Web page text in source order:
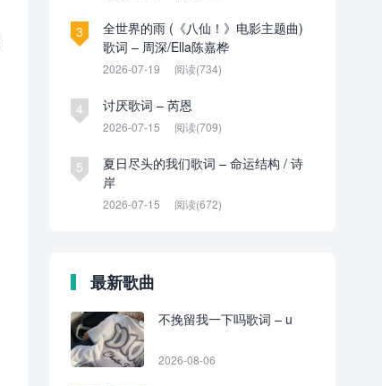
3
全世界的雨 (《八仙！》电影主题曲)
歌词 – 周深/Ella陈嘉桦
2026-07-19 阅读(734)
4 讨厌歌词 – 芮恩
2026-07-15 阅读(709)
5
夏日尽头的我们歌词 – 命运结构 / 诗
岸
2026-07-15 阅读(672)
最新歌曲
不挽留我一下吗歌词 – u
2026-08-06